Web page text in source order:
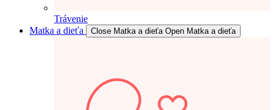
Trávenie
Matka a dieťa
Close Matka a dieťa Open Matka a dieťa